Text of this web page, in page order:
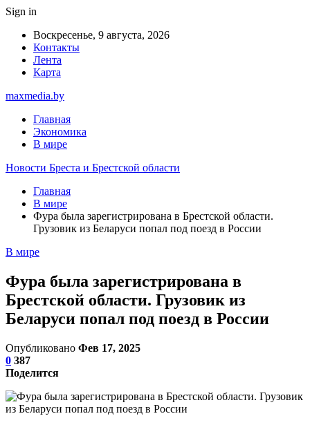
Sign in
Воскресенье, 9 августа, 2026
Контакты
Лента
Карта
maxmedia.by
Главная
Экономика
В мире
Новости Бреста и Брестской области
Главная
В мире
Фура была зарегистрирована в Брестской области.
Грузовик из Беларуси попал под поезд в России
В мире
Фура была зарегистрирована в
Брестской области. Грузовик из
Беларуси попал под поезд в России
Опубликовано Фев 17, 2025
0 387
Поделится